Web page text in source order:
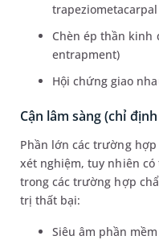
Chèn ép thần kinh
entrapment)
Hội chứng giao
Cận lâm sàng (chỉ
Phần lớn các trường
xét nghiệm, tuy nhiên có
trong các trường hợp
trị thất bại:
Siêu âm phần